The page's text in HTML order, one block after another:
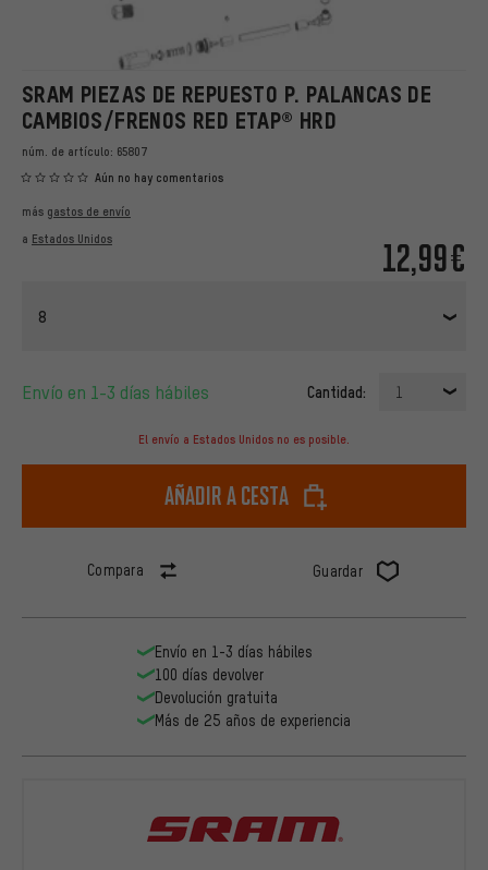
SRAM PIEZAS DE REPUESTO P. PALANCAS DE
CAMBIOS/FRENOS RED ETAP® HRD
núm. de artículo: 65807
Aún no hay comentarios
12,99€
más gastos de envío
a Estados Unidos
8
Envío en 1-3 días hábiles Cantidad: 1
El envío a Estados Unidos no es posible.
Añadir a cesta
Compara Guardar
Envío en 1-3 días hábiles
100 días devolver
Devolución gratuita
Más de 25 años de experiencia
SRAM